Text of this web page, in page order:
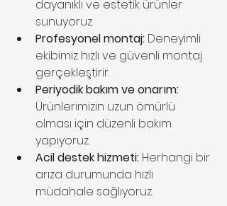
dayanıklı ve estetik ürünler
sunuyoruz.
Profesyonel montaj: Deneyimli
ekibimiz hızlı ve güvenli montaj
gerçekleştirir.
Periyodik bakım ve onarım:
Ürünlerimizin uzun ömürlü
olması için düzenli bakım
yapıyoruz.
Acil destek hizmeti: Herhangi bir
arıza durumunda hızlı
müdahale sağlıyoruz.